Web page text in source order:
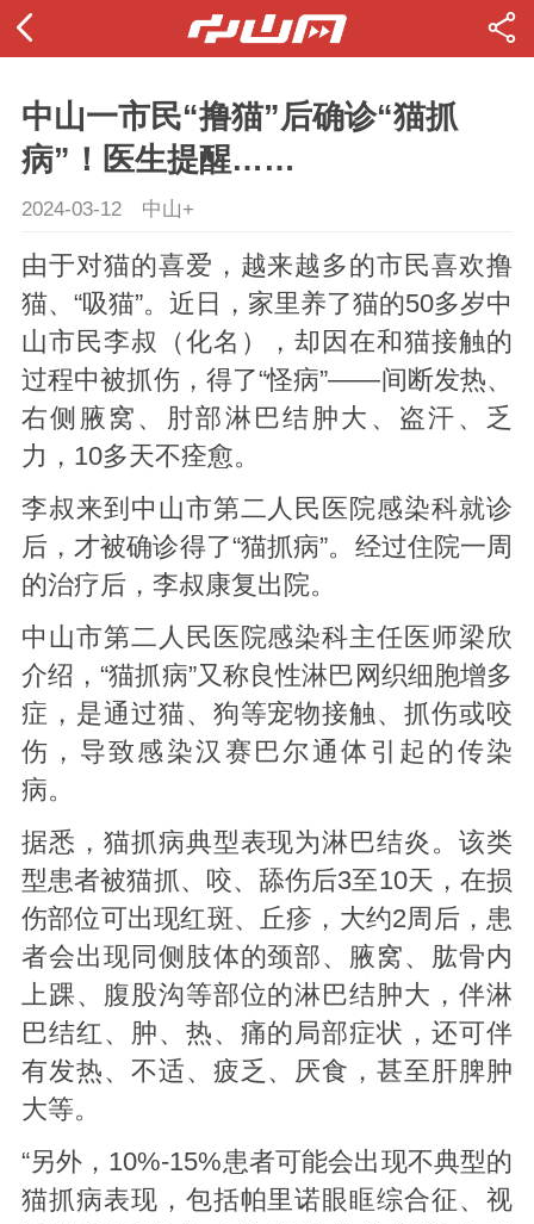
中山一市民“撸猫”后确诊“猫抓
病”！医生提醒……
2024-03-12 中山+
由于对猫的喜爱，越来越多的市民喜欢撸
猫、“吸猫”。近日，家里养了猫的50多岁中
山市民李叔（化名），却因在和猫接触的
过程中被抓伤，得了“怪病”——间断发热、
右侧腋窝、肘部淋巴结肿大、盗汗、乏
力，10多天不痊愈。
李叔来到中山市第二人民医院感染科就诊
后，才被确诊得了“猫抓病”。经过住院一周
的治疗后，李叔康复出院。
中山市第二人民医院感染科主任医师梁欣
介绍，“猫抓病”又称良性淋巴网织细胞增多
症，是通过猫、狗等宠物接触、抓伤或咬
伤，导致感染汉赛巴尔通体引起的传染
病。
据悉，猫抓病典型表现为淋巴结炎。该类
型患者被猫抓、咬、舔伤后3至10天，在损
伤部位可出现红斑、丘疹，大约2周后，患
者会出现同侧肢体的颈部、腋窝、肱骨内
上踝、腹股沟等部位的淋巴结肿大，伴淋
巴结红、肿、热、痛的局部症状，还可伴
有发热、不适、疲乏、厌食，甚至肝脾肿
大等。
“另外，10%-15%患者可能会出现不典型的
猫抓病表现，包括帕里诺眼眶综合征、视